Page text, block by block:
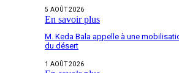
5 AOÛT 2026
En savoir plus
M. Keda Bala appelle à une
du désert
1 AOÛT 2026